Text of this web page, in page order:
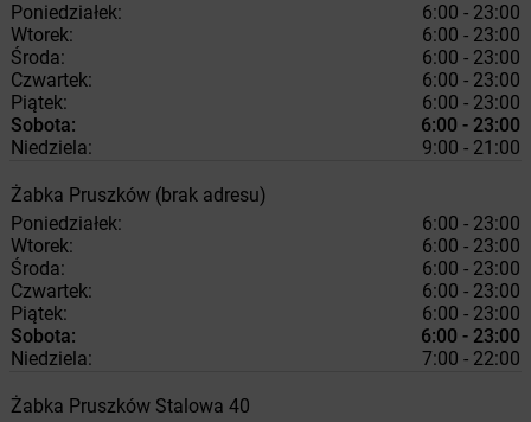
Poniedziałek:
6:00 - 23:00
Wtorek:
6:00 - 23:00
Środa:
6:00 - 23:00
Czwartek:
6:00 - 23:00
Piątek:
6:00 - 23:00
Sobota:
6:00 - 23:00
Niedziela:
9:00 - 21:00
Żabka Pruszków (brak adresu)
Poniedziałek:
6:00 - 23:00
Wtorek:
6:00 - 23:00
Środa:
6:00 - 23:00
Czwartek:
6:00 - 23:00
Piątek:
6:00 - 23:00
Sobota:
6:00 - 23:00
Niedziela:
7:00 - 22:00
Żabka Pruszków Stalowa 40